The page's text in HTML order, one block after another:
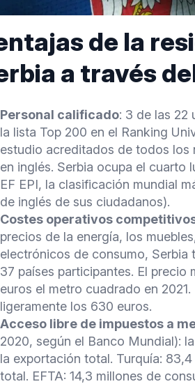
de la
a través
Personal calificado: 3 de las 22
la lista Top 200 en el Ranking
estudio acreditados de todos los
en inglés. Serbia ocupa el cuarto
EF EPI, la clasificación mundial
de inglés de sus ciudadanos).
Costes operativos
precios de la energía, los
electrónicos de consumo, Serbia
37 países participantes. El precio
euros el metro cuadrado en
ligeramente los 630 euros.
Acceso libre de impuestos a
2020, según el Banco Mundial):
la exportación total. Turquía:
total. EFTA: 14,3 millones de